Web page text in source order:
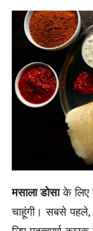
मसाला डोसाके लिए
चाहूंगी। सबसे